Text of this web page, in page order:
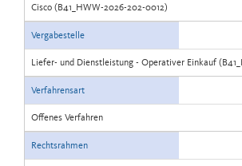
Cisco (B41_HWW-2026-202-0012)
Vergabestelle
Liefer- und Dienstleistung - Operativer Einkauf
Verfahrensart
Offenes Verfahren
Rechtsrahmen